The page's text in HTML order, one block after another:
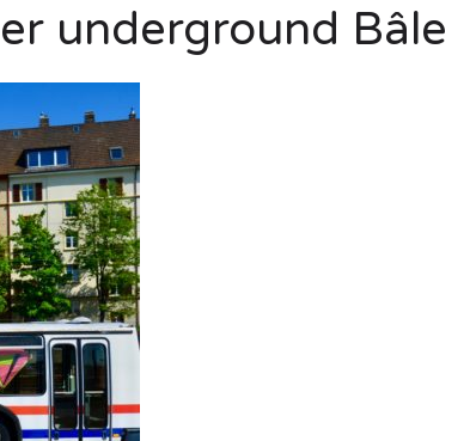
underground Bâle